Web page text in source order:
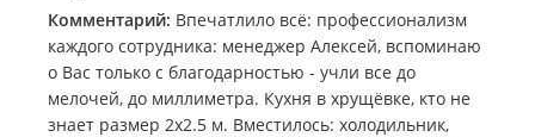
Комментарий: Впечатлило всё: профессионализм
каждого сотрудника: менеджер Алексей, вспоминаю
о Вас только с благодарностью - учли все до
мелочей, до миллиметра. Кухня в хрущёвке, кто не
знает размер 2х2.5 м. Вместилось: холодильник,